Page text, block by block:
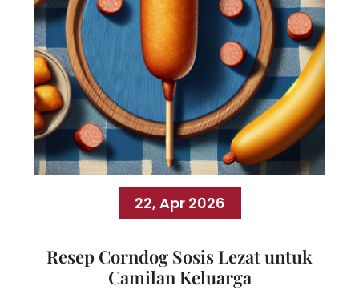
22, Apr 2026
Resep Corndog Sosis Lezat untuk
Camilan Keluarga